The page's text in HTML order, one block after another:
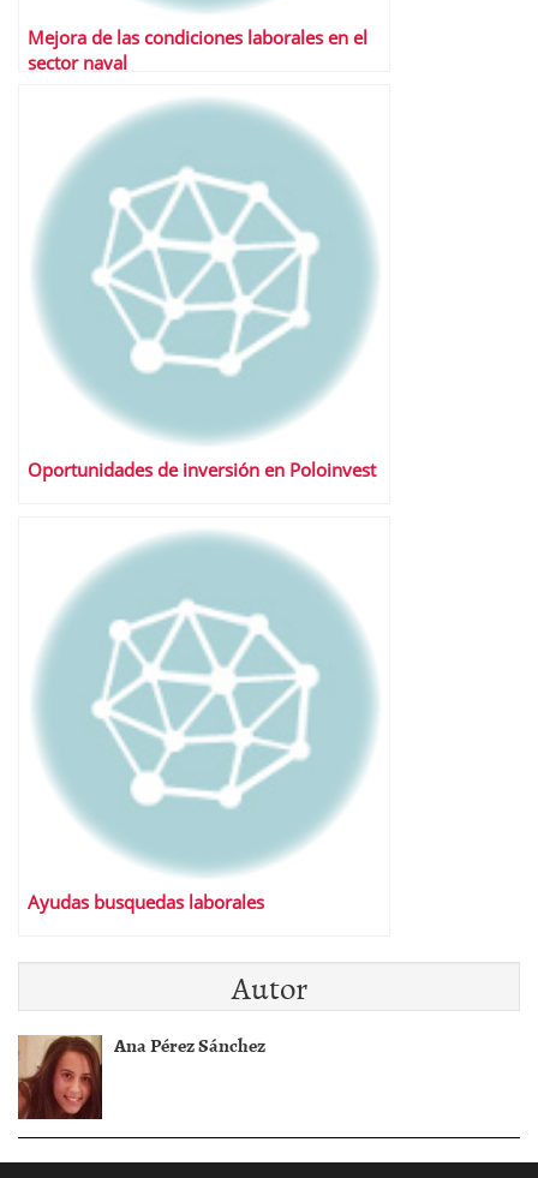
Mejora de las condiciones laborales en el
sector naval
Oportunidades de inversión en Poloinvest
Ayudas busquedas laborales
Autor
Ana Pérez Sánchez